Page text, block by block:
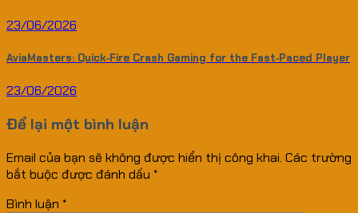
23/06/2026
AviaMasters: Quick‑Fire Crash Gaming for the Fast‑Paced Player
23/06/2026
Để lại một bình luận
Email của bạn sẽ không được hiển thị công khai. Các trường
bắt buộc được đánh dấu *
Bình luận *